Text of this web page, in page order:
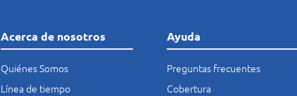
Acerca de nosotros
Quiénes Somos
Línea de tiempo
Ayuda
Preguntas frecuentes
Cobertura